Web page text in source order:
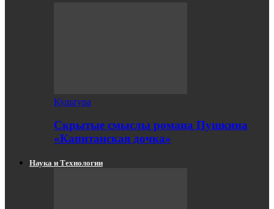
Культура
Скрытые смыслы романа Пушкина
«Капитанская дочка»
Наука и Технологии